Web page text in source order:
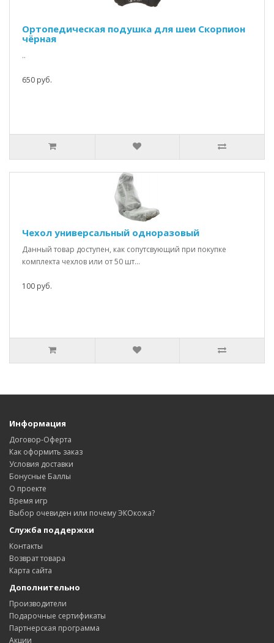
Ортопедическая подушка для шеи Скорпион
чёрная
..
650 руб.
Чехол универсальный одноразовый
Данный товар доступен, как сопутсвующий при покупке
комплекта чехлов или от 50 шт...
100 руб.
Информация
Договор-Оферта
Как оформить заказ
Условия доставки
Бонусные Баллы
О проекте
Время игр
Выбор очевиден или почему ЭКОкожа?
Служба поддержки
Контакты
Возврат товара
Карта сайта
Дополнительно
Производители
Подарочные сертификаты
Партнерская программа
Акции